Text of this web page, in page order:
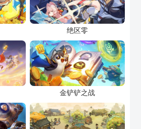
绝区零
金铲铲之战